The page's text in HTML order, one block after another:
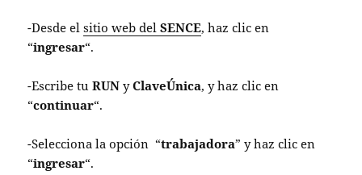
-Desde elsitio web delSENCE, haz clic en
“ingresar“.
-Escribe tuRUN yClaveÚnica, y haz clic en
“continuar“.
-Selecciona la opción “trabajadora” y haz clic en
“ingresar“.